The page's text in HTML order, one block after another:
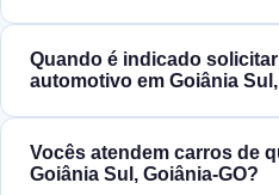
Quando é indicado
automotivo em Goiânia Sul,
Vocês atendem carros de
Goiânia Sul, Goiânia‑GO?